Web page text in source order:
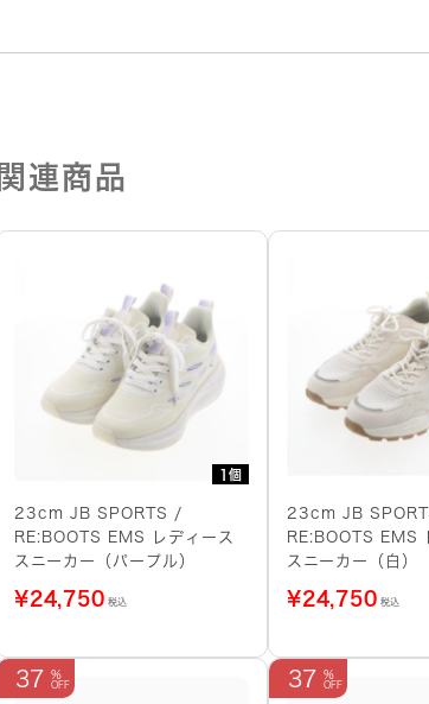
関連商品
1個
23cm JB SPORTS /
RE:BOOTS EMS レディース
スニーカー（パープル）
¥24,750 税込
23cm JB
RE:BOOTS EMS
スニーカー（白）
¥24,750 税込
37 37